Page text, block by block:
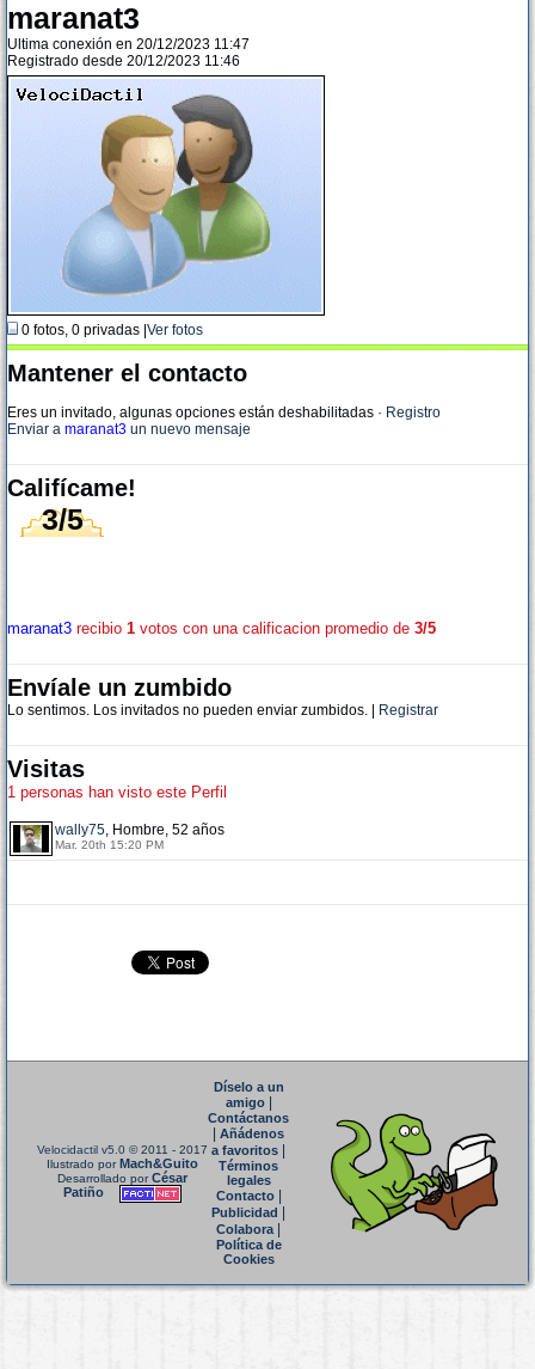
maranat3
Ultima conexión en 20/12/2023 11:47
Registrado desde 20/12/2023 11:46
0 fotos, 0 privadas | Ver fotos
Mantener el contacto
Eres un invitado, algunas opciones están deshabilitadas · Registro
Enviar a maranat3 un nuevo mensaje
Califícame!
3/5
maranat3 recibio 1 votos con una calificacion promedio de 3/5
Envíale un zumbido
Lo sentimos. Los invitados no pueden enviar zumbidos. | Registrar
Visitas
1 personas han visto este Perfil
wally75, Hombre, 52 años
Mar. 20th 15:20 PM
Velocidactil v5.0 © 2011 - 2017
Ilustrado porMach&Guito
Desarrollado porCésar
Patiño
Díselo a un
amigo|
Contáctanos
Añádenos
a favoritos
Términos
legales
Contacto|
Publicidad
Colabora|
Política de
Cookies